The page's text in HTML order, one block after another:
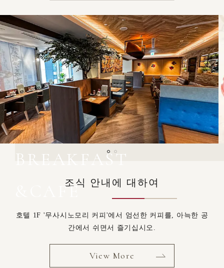
조식 안내에 대하여
호텔 1F '무사시노모리 커피'에서 엄선한 커피를, 아늑한 공
간에서 쉬면서 즐기십시오.
BREAKFAST
&CAFE
View More